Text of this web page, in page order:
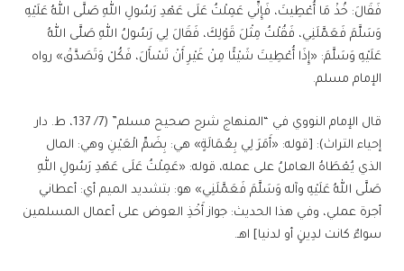
فَقَالَ: خُذْ مَا أُعْطِيتَ، فَإِنِّي عَمِلْتُ عَلَى عَهْدِ رَسُولِ اللهِ صَلَّى اللهُ عَلَيْهِ
وَسَلَّمَ فَعَمَّلَنِي، فَقُلْتُ مِثْلَ قَوْلِكَ، فَقَالَ لِي رَسُولُ اللهِ صَلَّى اللهُ
عَلَيْهِ وَسَلَّمَ: «إِذَا أُعْطِيتَ شَيْئًا مِنْ غَيْرِ أَنْ تَسْأَلَ، فَكُلْ وَتَصَدَّقْ» رواه
الإمام مسلم.
قال الإمام النووي في “المنهاج شرح صحيح مسلم” (7/ 137، ط. دار
إحياء التراث): [قوله: «أَمَرَ لِي بِعُمَالَةٍ» هي: بِضَمِّ الْعَيْنِ وهي: المال
الذي يُعْطَاهُ العاملُ على عمله، قوله: «عَمِلْتُ عَلَى عَهْدِ رَسُولِ اللهِ
صَلَّى اللهُ عَلَيْهِ وآله وَسَلَّمَ فَعَمَّلَنِي» هو: بتشديد الميم أي: أعطاني
أجرة عملي، وفي هذا الحديث: جواز أَخْذِ العوض على أعمال المسلمين
سواءٌ كانت لدِينٍ أو لدنيا] اهـ.